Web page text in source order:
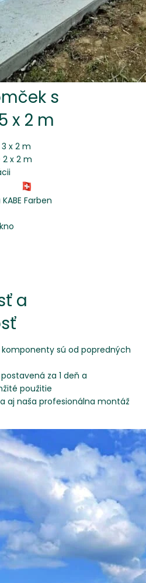
s
x 2 m
x 2 m
x 2 m
Farben
a
sú od popredných
za 1 deň a
použitie
aj naša profesionálna montáž